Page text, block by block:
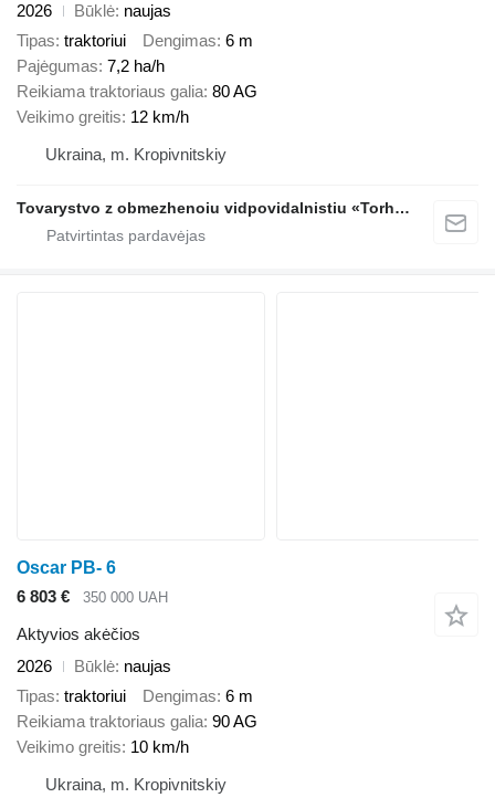
2026
Būklė naujas
Tipas traktoriui Dengimas 6 m
Pajėgumas 7,2 ha/h
Reikiama traktoriaus galia 80 AG
Veikimo greitis 12 km/h
Ukraina, m. Kropivnitskiy
Tovarystvo z obmezhenoiu vidpovidalnistiu «Torhovyi Dim Ahro Partnery»
Oscar PB- 6
6 803 €
350 000 UAH
Aktyvios akėčios
2026
Būklė naujas
Tipas traktoriui Dengimas 6 m
Reikiama traktoriaus galia 90 AG
Veikimo greitis 10 km/h
Ukraina, m. Kropivnitskiy